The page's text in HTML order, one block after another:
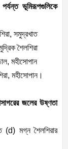
ভূমিরূপগুলিকে
, সমুদ্রখাত
শৈলশিরা
, মহীসোপান
, মহীসোপান।
জলের উষ্ণতা
(d) মগ্ন শৈলশিরার